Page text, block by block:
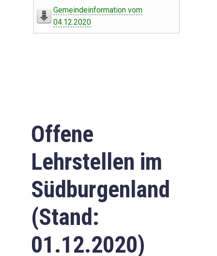
Gemeindeinformation vom
04.12.2020
Offene
Lehrstellen im
Südburgenland
(Stand:
01.12.2020)